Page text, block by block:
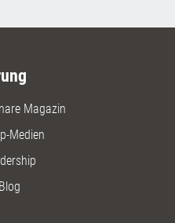
Magazin
Medien